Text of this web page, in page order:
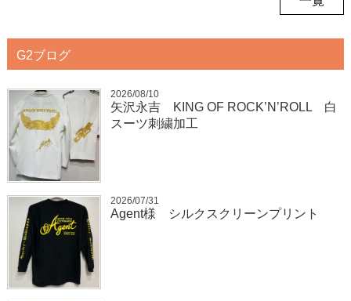
G2ブログ
2026/08/10
矢沢永吉 KING OF ROCK’N’ROLL 白
スーツ刺繍加工
2026/07/31
Agent様 シルクスクリーンプリント